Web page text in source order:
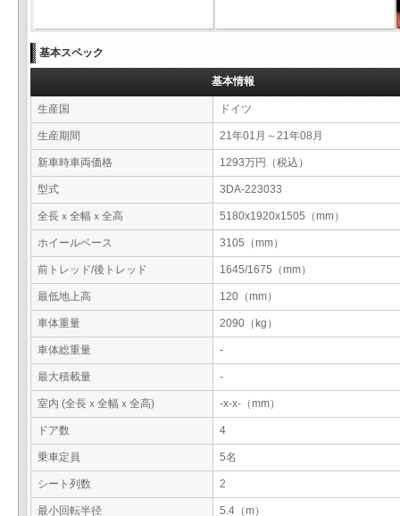
基本スペック
基本情報
生産国 ドイツ
生産期間 21年01月～21年08月
新車時車両価格 1293万円（税込）
型式 3DA-223033
全長ｘ全幅ｘ全高 5180x1920x1505（mm）
ホイールベース 3105（mm）
前トレッド/後トレッド 1645/1675（mm）
最低地上高 120（mm）
車体重量 2090（kg）
車体総重量 -
最大積載量 -
室内 (全長ｘ全幅ｘ全高) -x-x-（mm）
ドア数 4
乗車定員 5名
シート列数 2
最小回転半径 5.4（m）